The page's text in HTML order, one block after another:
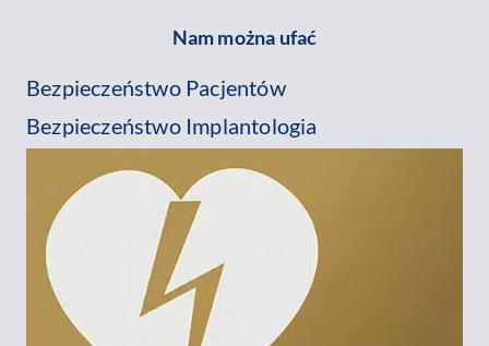
Nam można ufać
Bezpieczeństwo Pacjentów
Bezpieczeństwo Implantologia